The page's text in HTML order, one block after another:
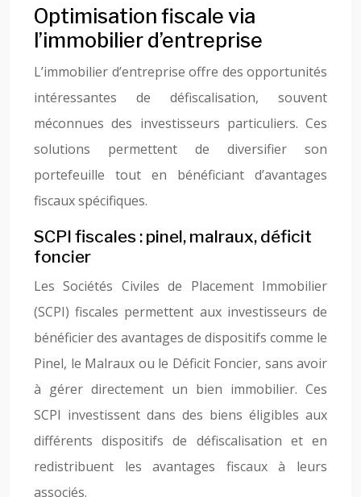
Optimisation fiscale via
l’immobilier d’entreprise
L’immobilier d’entreprise offre des opportunités
intéressantes de défiscalisation, souvent
méconnues des investisseurs particuliers. Ces
solutions permettent de diversifier son
portefeuille tout en bénéficiant d’avantages
fiscaux spécifiques.
SCPI fiscales : pinel, malraux, déficit
foncier
Les Sociétés Civiles de Placement Immobilier
(SCPI) fiscales permettent aux investisseurs de
bénéficier des avantages de dispositifs comme le
Pinel, le Malraux ou le Déficit Foncier, sans avoir
à gérer directement un bien immobilier. Ces
SCPI investissent dans des biens éligibles aux
différents dispositifs de défiscalisation et en
redistribuent les avantages fiscaux à leurs
associés.